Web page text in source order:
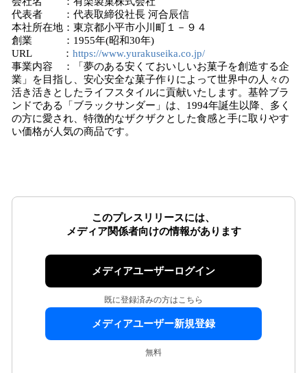
代表者 ：代表取締役社長 河合辰信
本社所在地：東京都小平市小川町１－９４
創業 ：1955年(昭和30年)
URL ： https://www.yurakuseika.co.jp/
事業内容 ：「夢のある安くておいしいお菓子を創造する企
業」を目指し、安心安全な菓子作りによって世界中の人々の
活き活きとしたライフスタイルに貢献いたします。基幹ブラ
ンドである「ブラックサンダー」は、1994年誕生以降、多く
の方に愛され、特徴的なザクザクとした食感と手に取りやす
い価格が人気の商品です。
このプレスリリースには、
メディア関係者向けの情報があります
メディアユーザーログイン
既に登録済みの方はこちら
メディアユーザー新規登録
無料